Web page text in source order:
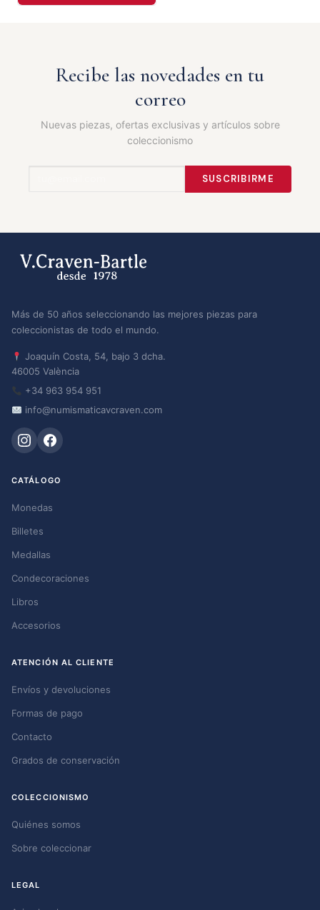
Recibe las novedades en tu
correo
Nuevas piezas, ofertas exclusivas y artículos sobre
coleccionismo
SUSCRIBIRME
Más de 50 años seleccionando las mejores piezas para
coleccionistas de todo el mundo.
Joaquín Costa, 54, bajo 3 dcha.
46005 València
+34 963 954 951
info@numismaticavcraven.com
CATÁLOGO
Monedas
Billetes
Medallas
Condecoraciones
Libros
Accesorios
ATENCIÓN AL CLIENTE
Envíos y devoluciones
Formas de pago
Contacto
Grados de conservación
COLECCIONISMO
Quiénes somos
Sobre coleccionar
LEGAL